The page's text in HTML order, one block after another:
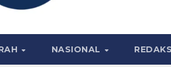
NASIONAL